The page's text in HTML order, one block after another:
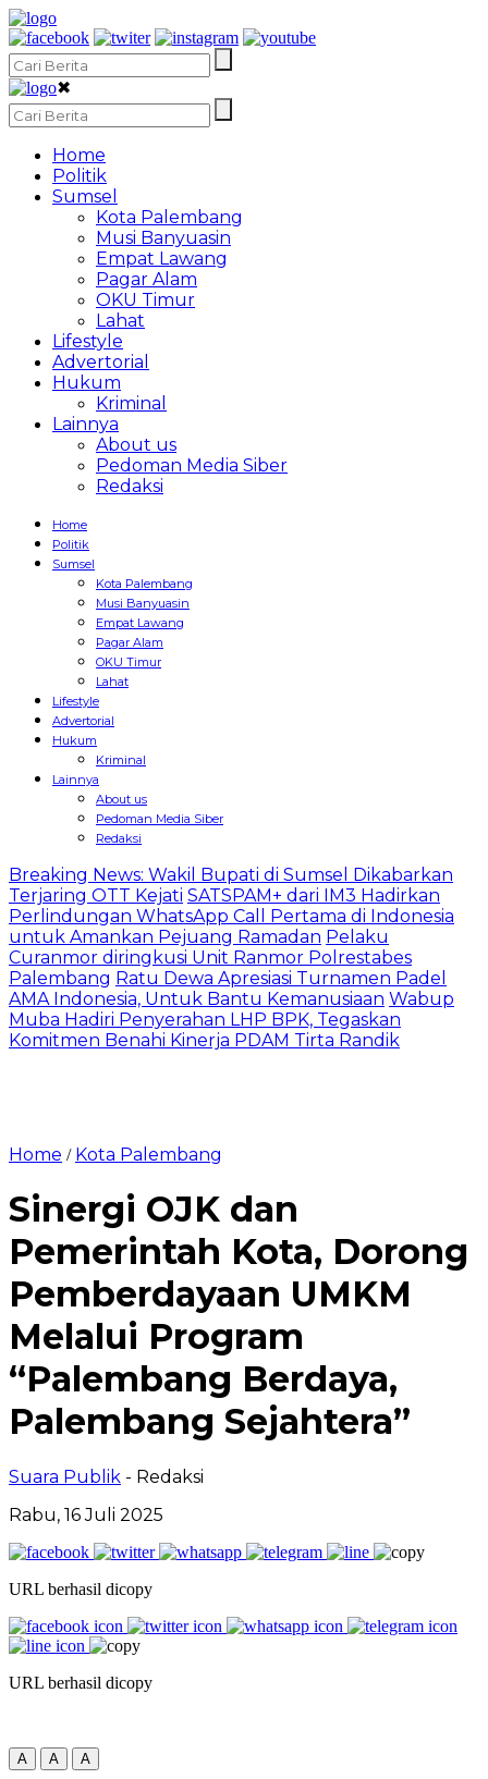
✖
Home
Politik
Sumsel
Kota Palembang
Musi Banyuasin
Empat Lawang
Pagar Alam
OKU Timur
Lahat
Lifestyle
Advertorial
Hukum
Kriminal
Lainnya
About us
Pedoman Media Siber
Redaksi
Home
Politik
Sumsel
Kota Palembang
Musi Banyuasin
Empat Lawang
Pagar Alam
OKU Timur
Lahat
Lifestyle
Advertorial
Hukum
Kriminal
Lainnya
About us
Pedoman Media Siber
Redaksi
Breaking News: Wakil Bupati di Sumsel Dikabarkan
Terjaring OTT Kejati SATSPAM+ dari IM3 Hadirkan
Perlindungan WhatsApp Call Pertama di Indonesia
untuk Amankan Pejuang Ramadan Pelaku
Curanmor diringkusi Unit Ranmor Polrestabes
Palembang Ratu Dewa Apresiasi Turnamen Padel
AMA Indonesia, Untuk Bantu Kemanusiaan Wabup
Muba Hadiri Penyerahan LHP BPK, Tegaskan
Komitmen Benahi Kinerja PDAM Tirta Randik
Home / Kota Palembang
Sinergi OJK dan
Pemerintah Kota, Dorong
Pemberdayaan UMKM
Melalui Program
“Palembang Berdaya,
Palembang Sejahtera”
Suara Publik - Redaksi
Rabu, 16 Juli 2025
URL berhasil dicopy
URL berhasil dicopy
A A A